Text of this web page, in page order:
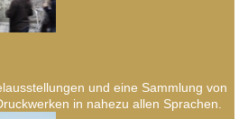
und eine Sammlung von
in nahezu allen Sprachen.